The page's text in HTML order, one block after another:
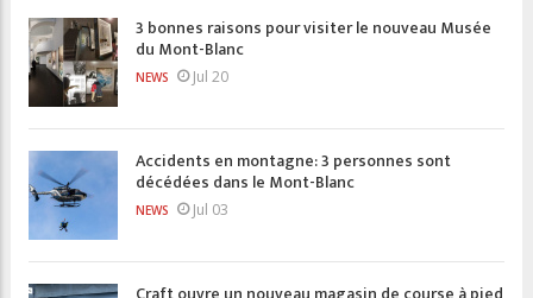
3 bonnes raisons pour visiter le nouveau Musée
du Mont-Blanc
NEWS Jul 20
Accidents en montagne: 3 personnes sont
décédées dans le Mont-Blanc
NEWS Jul 03